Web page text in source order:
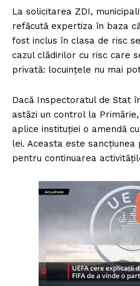
La solicitarea ZDI,
refăcută expertiza în baza
fost inclus în clasa de risc
cazul clădirilor cu risc care
privată: locuinţele nu mai
Dacă Inspectoratul de Stat
astăzi un control la
aplice instituţiei o amendă
lei. Aceasta este
pentru continuarea